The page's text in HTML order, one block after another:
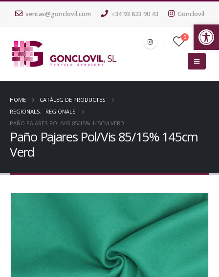
ventas@gonclovil.com +34 93 823 90 43 Gonclovil
0
HOME
CATÀLEG DE PRODUCTES
REGIONALS,
REGIONALS
PAÑO PAJARES POL/VIS 85/15% 145CM VERD
Paño Pajares Pol/Vis 85/15% 145cm
Verd